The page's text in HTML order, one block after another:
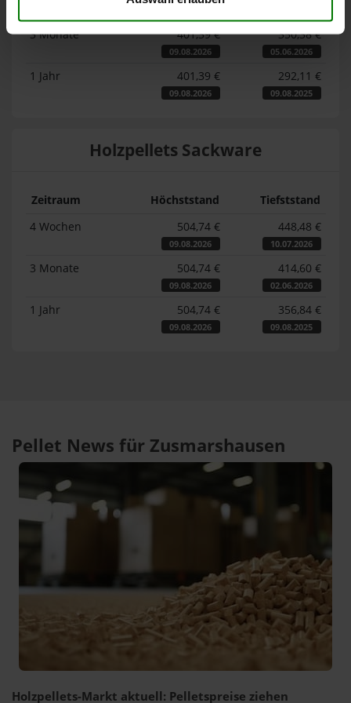
3 Monate 401,39 €
09.08.2026
350,38 €
05.06.2026
1 Jahr 401,39 €
09.08.2026
292,11 €
09.08.2025
Holzpellets Sackware
Zeitraum Höchststand
Tiefststand
4 Wochen
504,74 €
09.08.2026
448,48 €
10.07.2026
3 Monate 504,74 €
09.08.2026
414,60 €
02.06.2026
1 Jahr 504,74 €
09.08.2026
356,84 €
09.08.2025
Pellet News für Zusmarshausen
Holzpellets-Markt aktuell: Pelletspreise ziehen